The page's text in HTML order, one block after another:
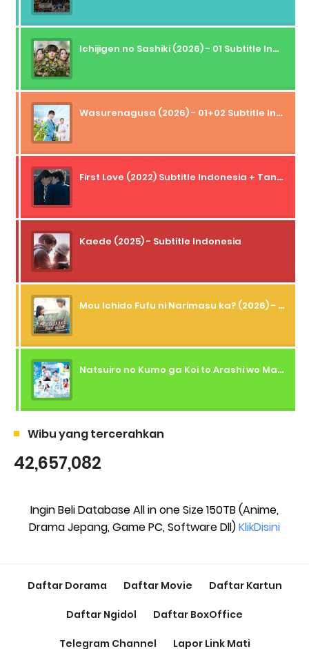
Ichijigen no Sashiki (2026) - 01 Subtitle Indonesia
Wasurenagusa (2026) - 01+02 Subtitle Indonesia
First Love (2022) Subtitle Indonesia + Tanpa Iklan + Streaming + 1080p
Kaede (2025) - Subtitle Indonesia
Mou Ichido Fufu ni Narimasu ka? (2026) - 01 Subtitle Indonesia
Natsuiro no Kumo ga Koi to Arashi wo Makiokosu (2026) - 01 Subtitle Indonesia
Wibu yang tercerahkan
42,657,082
Ingin Beli Database All in one Size 150TB (Anime,
Drama Jepang, Game PC, Software Dll)KlikDisini
Daftar Dorama Daftar Movie Daftar Kartun
Daftar Ngidol Daftar BoxOffice
Telegram Channel Lapor Link Mati